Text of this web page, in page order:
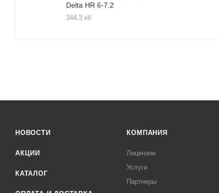
Delta HR 6-7.2
344,3 кб
НОВОСТИ
АКЦИИ
КАТАЛОГ
КОМПАНИЯ
Лицензии
Услуги
Партнеры